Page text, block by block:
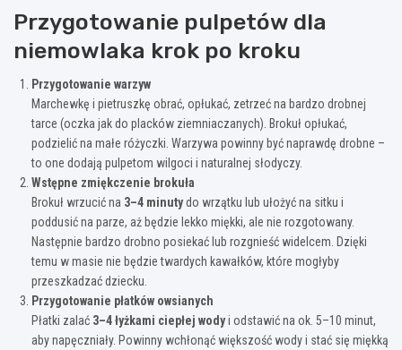
Przygotowanie pulpetów dla
niemowlaka krok po kroku
Przygotowanie warzyw
Marchewkę i pietruszkę obrać, opłukać, zetrzeć na bardzo drobnej
tarce (oczka jak do placków ziemniaczanych). Brokuł opłukać,
podzielić na małe różyczki. Warzywa powinny być naprawdę drobne –
to one dodają pulpetom wilgoci i naturalnej słodyczy.
Wstępne zmiękczenie brokuła
Brokuł wrzucić na 3–4 minutydo wrzątku lub ułożyć na sitku i
poddusić na parze, aż będzie lekko miękki, ale nie rozgotowany.
Następnie bardzo drobno posiekać lub rozgnieść widelcem. Dzięki
temu w masie nie będzie twardych kawałków, które mogłyby
przeszkadzać dziecku.
Przygotowanie płatków owsianych
Płatki zalać 3–4 łyżkami ciepłej wodyi odstawić na ok. 5–10 minut,
aby napęczniały. Powinny wchłonąć większość wody i stać się miękką